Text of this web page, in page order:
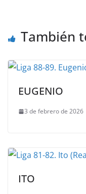
También
EUGENIO
3 de febrero de 2026
ITO